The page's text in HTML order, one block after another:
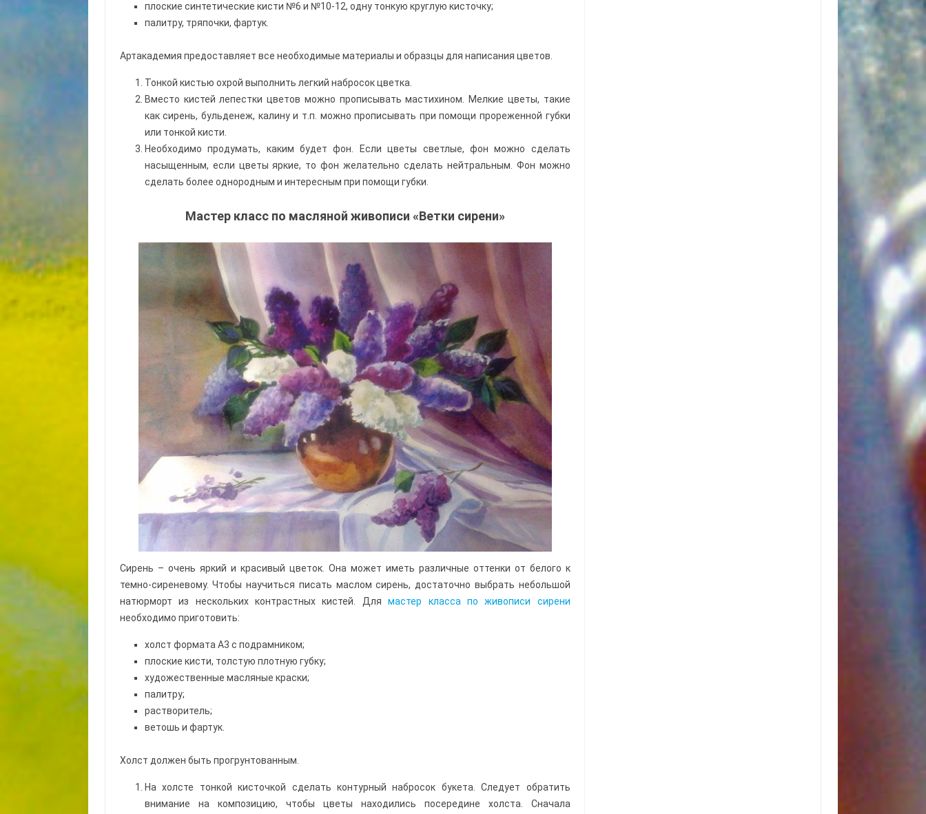
плоские синтетические кисти №6 и №10-12, одну тонкую круглую кисточку;
палитру, тряпочки, фартук.
Артакадемия предоставляет все необходимые материалы и образцы для написания цветов.
Тонкой кистью охрой выполнить легкий набросок цветка.
Вместо кистей лепестки цветов можно прописывать мастихином. Мелкие цветы, такие
как сирень, бульденеж, калину и т.п. можно прописывать при помощи прореженной губки
или тонкой кисти.
Необходимо продумать, каким будет фон. Если цветы светлые, фон можно сделать
насыщенным, если цветы яркие, то фон желательно сделать нейтральным. Фон можно
сделать более однородным и интересным при помощи губки.
Мастер класс по масляной живописи «Ветки сирени»
Сирень – очень яркий и красивый цветок. Она может иметь различные оттенки от белого к
темно-сиреневому. Чтобы научиться писать маслом сирень, достаточно выбрать небольшой
натюрморт из нескольких контрастных кистей. Длямастер класса по живописи сирени
необходимо приготовить:
холст формата А3 с подрамником;
плоские кисти, толстую плотную губку;
художественные масляные краски;
палитру;
растворитель;
ветошь и фартук.
Холст должен быть прогрунтованным.
На холсте тонкой кисточкой сделать контурный набросок букета. Следует обратить
внимание на композицию, чтобы цветы находились посередине холста. Сначала